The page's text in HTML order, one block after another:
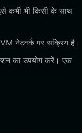
कभी भी किसी के साथ
नेटवर्क पर सक्रिय है।
का उपयोग करें। एक